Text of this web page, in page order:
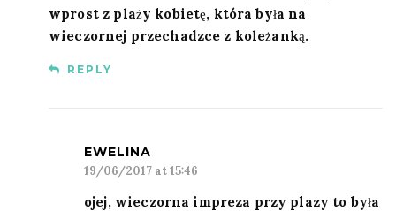
wprost z plaży kobietę, która była na
wieczornej przechadzce z koleżanką.
REPLY
EWELINA
19/06/2017 at 15:46
ojej, wieczorna impreza przy plazy to była